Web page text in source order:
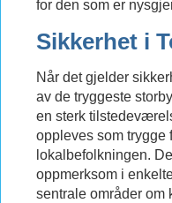
for den som er
Sikkerhet i
Når det gjelder
av de tryggeste
en sterk
oppleves som trygge
lokalbefolkningen.
oppmerksom i
sentrale områder om